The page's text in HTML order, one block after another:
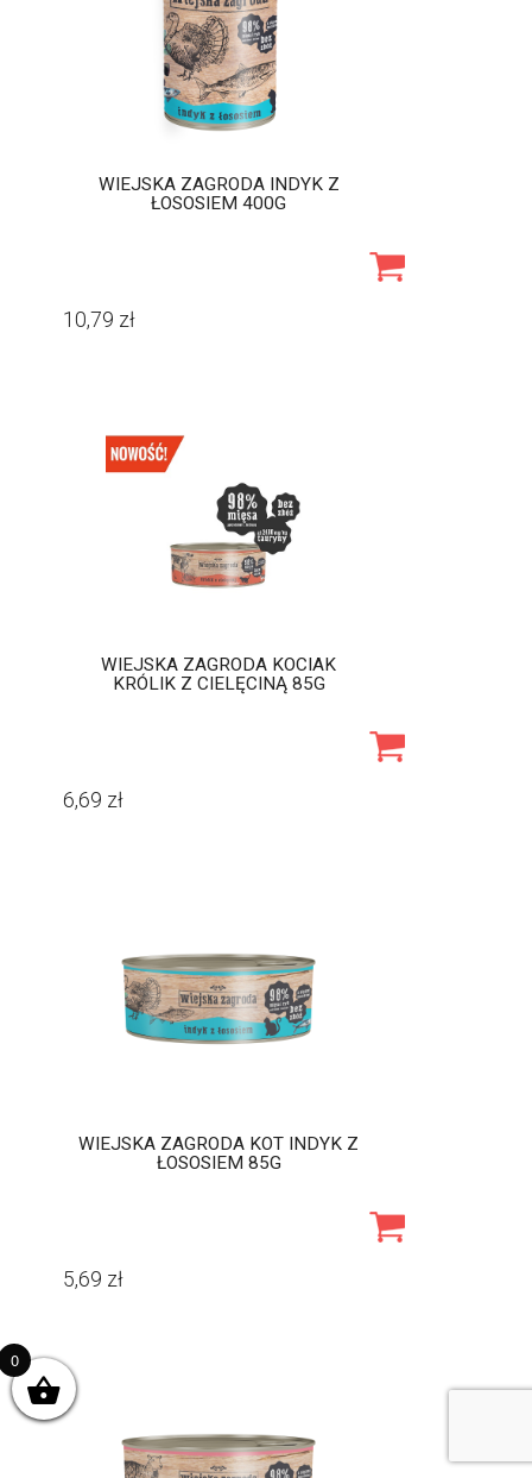
WIEJSKA ZAGRODA INDYK Z
ŁOSOSIEM 400G
10,79 zł
WIEJSKA ZAGRODA KOCIAK
KRÓLIK Z CIELĘCINĄ 85G
6,69 zł
WIEJSKA ZAGRODA KOT INDYK Z
ŁOSOSIEM 85G
5,69 zł
0